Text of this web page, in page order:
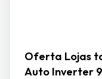
Oferta Lojas
Auto Inverter